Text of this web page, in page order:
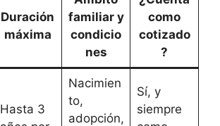
Duración
máxima
familiar y
condicio
nes
como
cotizado
?
Hasta 3
Nacimien
to,
adopción,
Sí, y
siempre